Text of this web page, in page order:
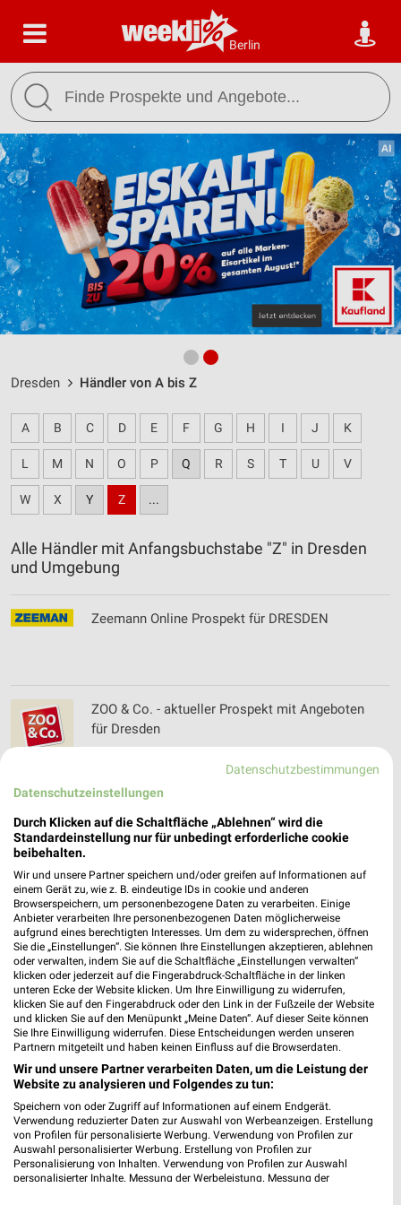
Berlin
Dresden Händler von A bis Z
A B C D E F G H I J K
L M N O P Q R S T U V
W X Y Z ...
Alle Händler mit Anfangsbuchstabe "Z" in Dresden
und Umgebung
Zeemann Online Prospekt für DRESDEN
ZOO & Co. - aktueller Prospekt mit Angeboten
für Dresden
Zoo Dresden Filialen & Öffnungszeiten für
Dresden
Zweirad Stadler Filialen & Öffnungszeiten für
Chemnitz
Noch mehr Angebote in
der weekli App!
Datenschutzbestimmungen
Datenschutzeinstellungen
Durch Klicken auf die Schaltfläche „Ablehnen“ wird die
Standardeinstellung nur für unbedingt erforderliche cookie
beibehalten.
Wir und unsere Partner speichern und/oder greifen auf Informationen auf
einem Gerät zu, wie z. B. eindeutige IDs in cookie und anderen
Browserspeichern, um personenbezogene Daten zu verarbeiten. Einige
Anbieter verarbeiten Ihre personenbezogenen Daten möglicherweise
aufgrund eines berechtigten Interesses. Um dem zu widersprechen, öffnen
Sie die „Einstellungen“. Sie können Ihre Einstellungen akzeptieren, ablehnen
oder verwalten, indem Sie auf die Schaltfläche „Einstellungen verwalten“
klicken oder jederzeit auf die Fingerabdruck-Schaltfläche in der linken
unteren Ecke der Website klicken. Um Ihre Einwilligung zu widerrufen,
klicken Sie auf den Fingerabdruck oder den Link in der Fußzeile der Website
und klicken Sie auf den Menüpunkt „Meine Daten“. Auf dieser Seite können
Sie Ihre Einwilligung widerrufen. Diese Entscheidungen werden unseren
Partnern mitgeteilt und haben keinen Einfluss auf die Browserdaten.
Wir und unsere Partner verarbeiten Daten, um die Leistung der
Website zu analysieren und Folgendes zu tun:
Speichern von oder Zugriff auf Informationen auf einem Endgerät.
Verwendung reduzierter Daten zur Auswahl von Werbeanzeigen. Erstellung
von Profilen für personalisierte Werbung. Verwendung von Profilen zur
Auswahl personalisierter Werbung. Erstellung von Profilen zur
Personalisierung von Inhalten. Verwendung von Profilen zur Auswahl
personalisierter Inhalte. Messung der Werbeleistung. Messung der